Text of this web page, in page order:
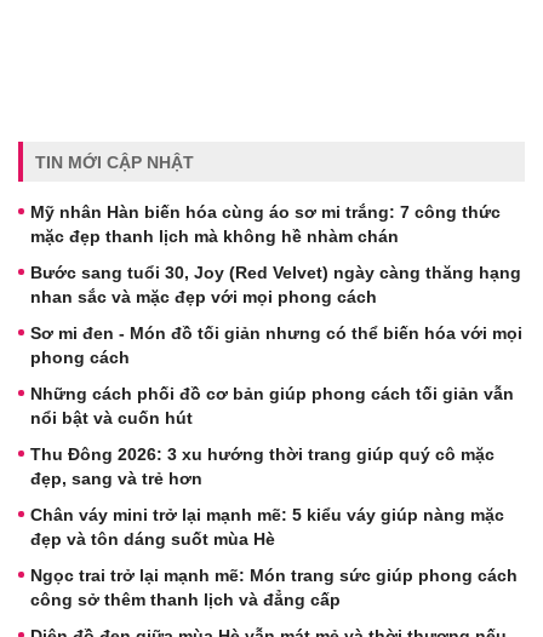
TIN MỚI CẬP NHẬT
Mỹ nhân Hàn biến hóa cùng áo sơ mi trắng: 7 công thức
mặc đẹp thanh lịch mà không hề nhàm chán
Bước sang tuổi 30, Joy (Red Velvet) ngày càng thăng hạng
nhan sắc và mặc đẹp với mọi phong cách
Sơ mi đen - Món đồ tối giản nhưng có thể biến hóa với mọi
phong cách
Những cách phối đồ cơ bản giúp phong cách tối giản vẫn
nổi bật và cuốn hút
Thu Đông 2026: 3 xu hướng thời trang giúp quý cô mặc
đẹp, sang và trẻ hơn
Chân váy mini trở lại mạnh mẽ: 5 kiểu váy giúp nàng mặc
đẹp và tôn dáng suốt mùa Hè
Ngọc trai trở lại mạnh mẽ: Món trang sức giúp phong cách
công sở thêm thanh lịch và đẳng cấp